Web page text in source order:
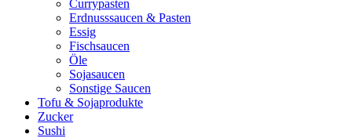
Currypasten
Erdnusssaucen & Pasten
Essig
Fischsaucen
Öle
Sojasaucen
Sonstige Saucen
Tofu & Sojaprodukte
Zucker
Sushi